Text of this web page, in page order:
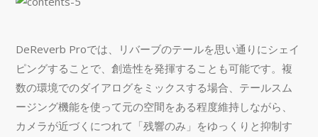
DeReverb Proでは、リバーブのテールを思い通りにシェイ
ピングすることで、創造性を発揮することも可能です。複
数の環境でのダイアログをミックスする場合、テールスム
ージング機能を使って元の空間をある程度維持しながら、
カメラが近づくにつれて「残響のみ」をゆっくりと抑制す